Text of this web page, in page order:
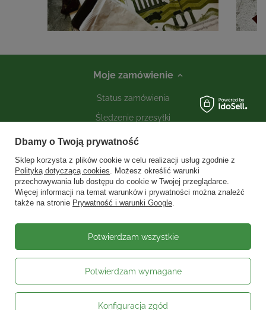
Moje zamówienie
Status zamówienia
Śledzenie przesyłki
Kontakt
Moje konto
Informacje
Social media
W sklepie prezentujemy ceny brutto (z VAT).Stawki VAT dla konsumentów z
Dbamy o Twoją prywatność
Sklep korzysta z plików cookie w celu realizacji usług zgodnie z
Polityką dotyczącą cookies. Możesz określić warunki
przechowywania lub dostępu do cookie w Twojej przeglądarce.
Więcej informacji na temat warunków i prywatności można znaleźć
także na stronie Prywatność i warunki Google.
Potwierdzam wymagane
Konfiguracja zgód
Potwierdzam wszystkie